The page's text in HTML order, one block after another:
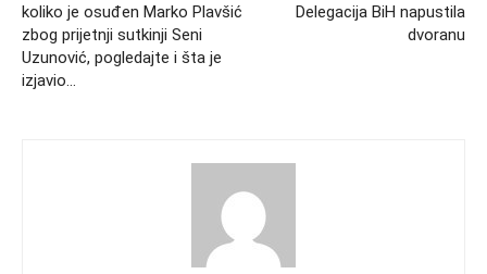
koliko je osuđen Marko Plavšić
zbog prijetnji sutkinji Seni
Uzunović, pogledajte i šta je
izjavio…
Delegacija BiH napustila
dvoranu